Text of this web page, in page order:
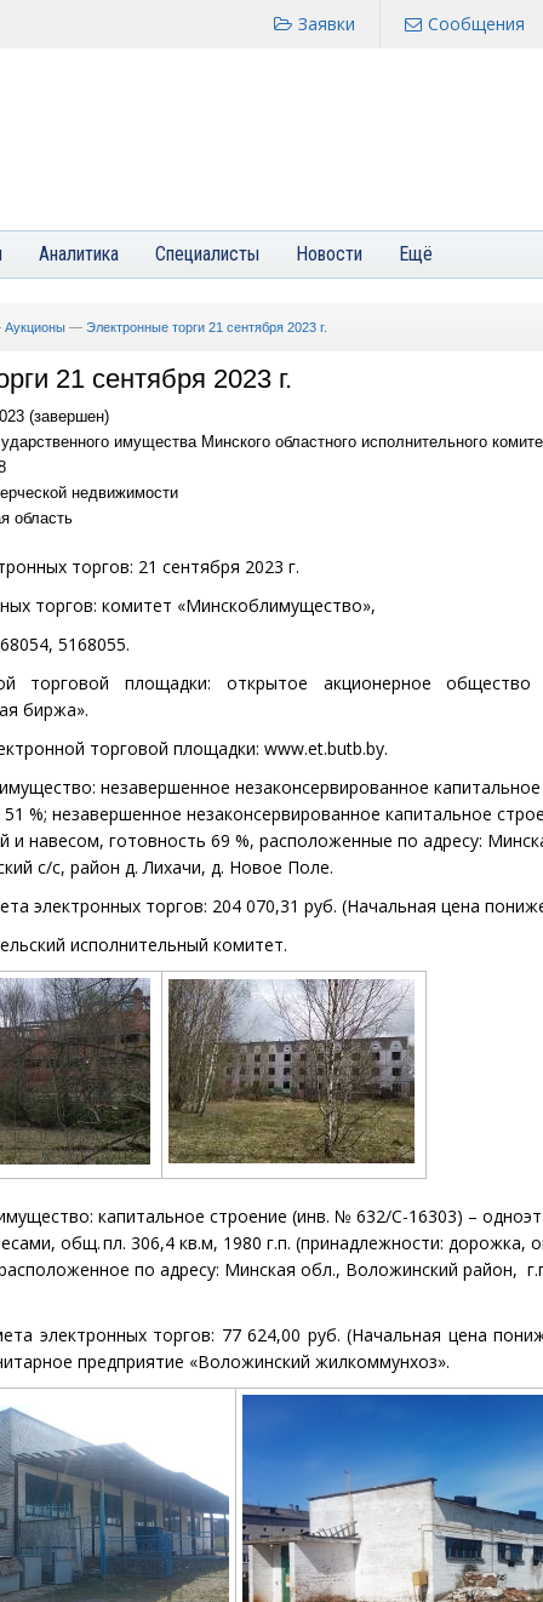
Сообщения
Заявки
Аналитика Специалисты Новости Ещё
Аукционы — Электронные торги 21 сентября 2023 г.
21 сентября 2023 г.
(завершен)
имущества Минского областного исполнительного
недвижимости
область
торгов: 21 сентября 2023 г.
торгов: комитет «Минскоблимущество»,
5168055.
торговой площадки: открытое акционерное общество
биржа».
торговой площадки: www.et.butb.by.
незавершенное незаконсервированное
%; незавершенное незаконсервированное капитальное
и навесом, готовность 69 %, расположенные по адресу:
с/с, район д. Лихачи, д. Новое Поле.
электронных торгов: 204 070,31 руб. (Начальная цена
исполнительный комитет.
капитальное строение (инв. № 632/С-16303) –
общ. пл. 306,4 кв.м, 1980 г.п. (принадлежности: дорожка,
по адресу: Минская обл., Воложинский район,
электронных торгов: 77 624,00 руб.(Начальная цена
предприятие «Воложинский жилкоммунхоз».